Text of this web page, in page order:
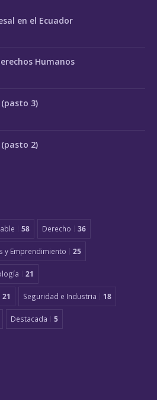
en el Ecuador
Humanos
(pasto 3)
(pasto 2)
58 Derecho 36
y Emprendimiento 25
21
21 Seguridad e Industria 18
Destacada 5